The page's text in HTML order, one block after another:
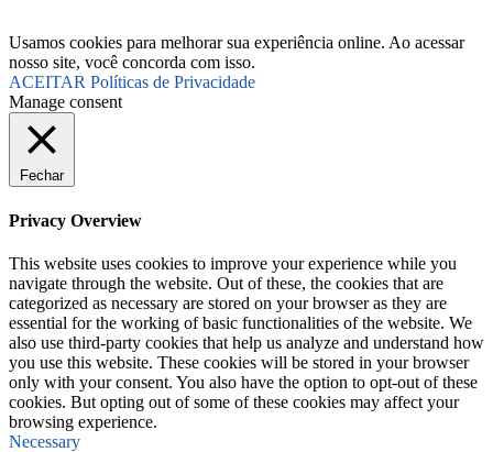
Usamos cookies para melhorar sua experiência online. Ao acessar
nosso site, você concorda com isso.
ACEITAR Políticas de Privacidade
Manage consent
Fechar
Privacy Overview
This website uses cookies to improve your experience while you
navigate through the website. Out of these, the cookies that are
categorized as necessary are stored on your browser as they are
essential for the working of basic functionalities of the website. We
also use third-party cookies that help us analyze and understand how
you use this website. These cookies will be stored in your browser
only with your consent. You also have the option to opt-out of these
cookies. But opting out of some of these cookies may affect your
browsing experience.
Necessary